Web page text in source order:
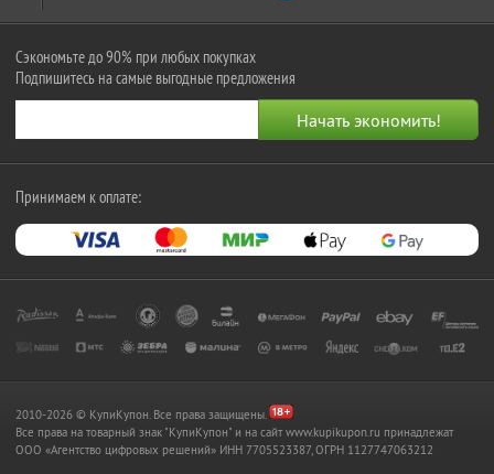
Сэкономьте до 90% при любых покупках
Подпишитесь на самые выгодные предложения
Принимаем к оплате:
2010-2026 © КупиКупон. Все права защищены.
Все права на товарный знак "КупиКупон" и на сайт www.kupikupon.ru принадлежат
OOO «Агентство цифровых решений» ИНН 7705523387, ОГРН 1127747063212